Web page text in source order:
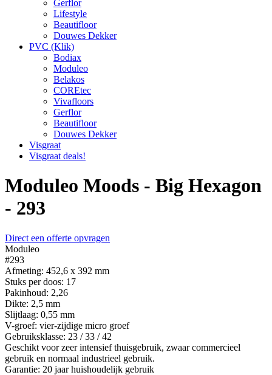
Gerflor
Lifestyle
Beautifloor
Douwes Dekker
PVC (Klik)
Bodiax
Moduleo
Belakos
COREtec
Vivafloors
Gerflor
Beautifloor
Douwes Dekker
Visgraat
Visgraat deals!
Moduleo Moods - Big Hexagon
- 293
Direct een offerte opvragen
Moduleo
#293
Afmeting: 452,6 x 392 mm
Stuks per doos: 17
Pakinhoud: 2,26
Dikte: 2,5 mm
Slijtlaag: 0,55 mm
V-groef: vier-zijdige micro groef
Gebruiksklasse: 23 / 33 / 42
Geschikt voor zeer intensief thuisgebruik, zwaar commercieel
gebruik en normaal industrieel gebruik.
Garantie: 20 jaar huishoudelijk gebruik